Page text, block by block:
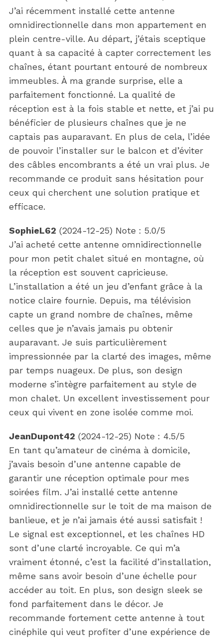
J’ai récemment installé cette antenne
omnidirectionnelle dans mon appartement en
plein centre-ville. Au départ, j’étais sceptique
quant à sa capacité à capter correctement les
chaînes, étant pourtant entouré de nombreux
immeubles. À ma grande surprise, elle a
parfaitement fonctionné. La qualité de
réception est à la fois stable et nette, et j’ai pu
bénéficier de plusieurs chaînes que je ne
captais pas auparavant. En plus de cela, l’idée
de pouvoir l’installer sur le balcon et d’éviter
des câbles encombrants a été un vrai plus. Je
recommande ce produit sans hésitation pour
ceux qui cherchent une solution pratique et
efficace.
SophieL62 (2024-12-25) Note : 5.0/5
J’ai acheté cette antenne omnidirectionnelle
pour mon petit chalet situé en montagne, où
la réception est souvent capricieuse.
L’installation a été un jeu d’enfant grâce à la
notice claire fournie. Depuis, ma télévision
capte un grand nombre de chaînes, même
celles que je n’avais jamais pu obtenir
auparavant. Je suis particulièrement
impressionnée par la clarté des images, même
par temps nuageux. De plus, son design
moderne s’intègre parfaitement au style de
mon chalet. Un excellent investissement pour
ceux qui vivent en zone isolée comme moi.
JeanDupont42 (2024-12-25) Note : 4.5/5
En tant qu’amateur de cinéma à domicile,
j’avais besoin d’une antenne capable de
garantir une réception optimale pour mes
soirées film. J’ai installé cette antenne
omnidirectionnelle sur le toit de ma maison de
banlieue, et je n’ai jamais été aussi satisfait !
Le signal est exceptionnel, et les chaînes HD
sont d’une clarté incroyable. Ce qui m’a
vraiment étonné, c’est la facilité d’installation,
même sans avoir besoin d’une échelle pour
accéder au toit. En plus, son design sleek se
fond parfaitement dans le décor. Je
recommande fortement cette antenne à tout
cinéphile qui veut profiter d’une expérience de